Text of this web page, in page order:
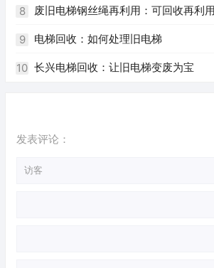
的淘汰换新已经成为不可避免的趋势。随
加强，二手电梯回收也逐渐受到人们的关
编辑员，我根据您提供的关键词，为您撰
8 废旧电梯钢丝绳再利用：可回收再利
9 电梯回收：如何处理旧电梯
10 长兴电梯回收：让旧电梯变废为宝
发表评论：